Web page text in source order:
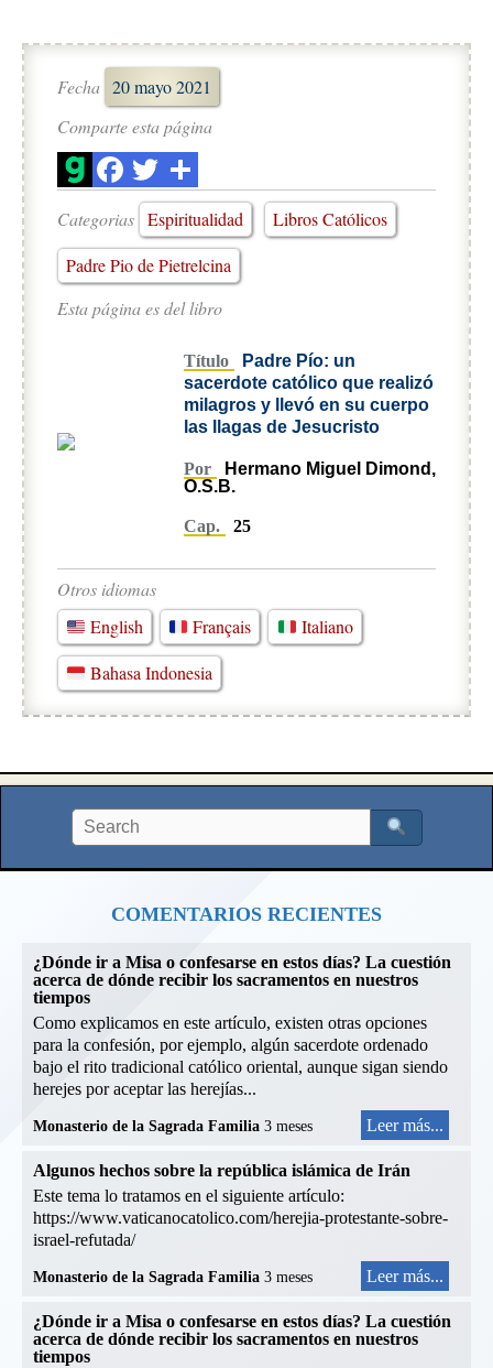
Fecha 20 mayo 2021
Comparte esta página
Categorias Espiritualidad
Libros Católicos
Padre Pio de Pietrelcina
Esta página es del libro
Título
Padre Pío: un
sacerdote católico que realizó
milagros y llevó en su cuerpo
las llagas de Jesucristo
Por
Hermano Miguel Dimond,
O.S.B.
Cap. 25
Otros idiomas
English
Français Italiano
Bahasa Indonesia
COMENTARIOS RECIENTES
¿Dónde ir a Misa o confesarse en estos días? La cuestión
acerca de dónde recibir los sacramentos en nuestros
tiempos
Como explicamos en este artículo, existen otras opciones
para la confesión, por ejemplo, algún sacerdote ordenado
bajo el rito tradicional católico oriental, aunque sigan siendo
herejes por aceptar las herejías...
Monasterio de la Sagrada Familia 3 meses Leer más...
Algunos hechos sobre la república islámica de Irán
Este tema lo tratamos en el siguiente artículo:
https://www.vaticanocatolico.com/herejia-protestante-sobre-
israel-refutada/
Monasterio de la Sagrada Familia 3 meses Leer más...
¿Dónde ir a Misa o confesarse en estos días? La cuestión
acerca de dónde recibir los sacramentos en nuestros
tiempos